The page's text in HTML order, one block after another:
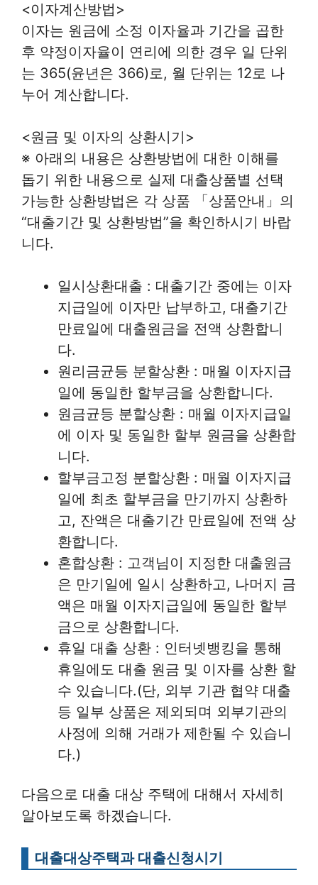
<이자계산방법>
이자는 원금에 소정 이자율과 기간을 곱한
후 약정이자율이 연리에 의한 경우 일 단위
는 365(윤년은 366)로, 월 단위는 12로 나
누어 계산합니다.
<원금 및 이자의 상환시기>
※ 아래의 내용은 상환방법에 대한 이해를
돕기 위한 내용으로 실제 대출상품별 선택
가능한 상환방법은 각 상품 「상품안내」의
“대출기간 및 상환방법”을 확인하시기 바랍
니다.
일시상환대출 : 대출기간 중에는 이자
지급일에 이자만 납부하고, 대출기간
만료일에 대출원금을 전액 상환합니
다.
원리금균등 분할상환 : 매월 이자지급
일에 동일한 할부금을 상환합니다.
원금균등 분할상환 : 매월 이자지급일
에 이자 및 동일한 할부 원금을 상환합
니다.
할부금고정 분할상환 : 매월 이자지급
일에 최초 할부금을 만기까지 상환하
고, 잔액은 대출기간 만료일에 전액 상
환합니다.
혼합상환 : 고객님이 지정한 대출원금
은 만기일에 일시 상환하고, 나머지 금
액은 매월 이자지급일에 동일한 할부
금으로 상환합니다.
휴일 대출 상환 : 인터넷뱅킹을 통해
휴일에도 대출 원금 및 이자를 상환 할
수 있습니다.(단, 외부 기관 협약 대출
등 일부 상품은 제외되며 외부기관의
사정에 의해 거래가 제한될 수 있습니
다.)
다음으로 대출 대상 주택에 대해서 자세히
알아보도록 하겠습니다.
대출대상주택과 대출신청시기